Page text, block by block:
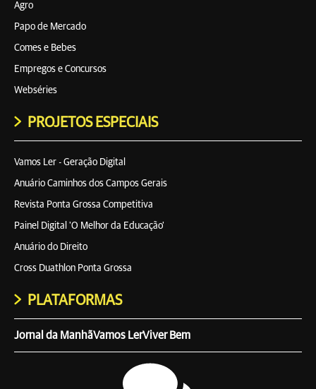
Agro
Papo de Mercado
Comes e Bebes
Empregos e Concursos
Webséries
PROJETOS ESPECIAIS
Vamos Ler - Geração Digital
Anuário Caminhos dos Campos Gerais
Revista Ponta Grossa Competitiva
Painel Digital 'O Melhor da Educação'
Anuário do Direito
Cross Duathlon Ponta Grossa
PLATAFORMAS
Jornal da ManhãVamos LerViver Bem